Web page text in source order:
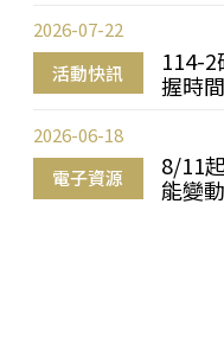
活動快訊
114-
握時
2026-07-22
電子資源
8/11
能變
2026-06-18